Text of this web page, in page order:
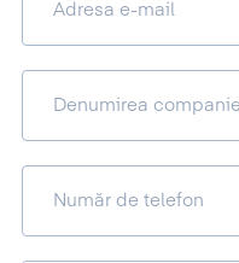
Adresa e-mail
Denumirea
Număr de telefon